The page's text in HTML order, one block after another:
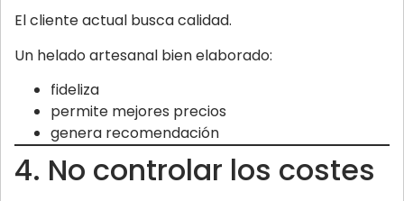
El cliente actual busca calidad.
Un helado artesanal bien elaborado:
fideliza
permite mejores precios
genera recomendación
4. No controlar los costes